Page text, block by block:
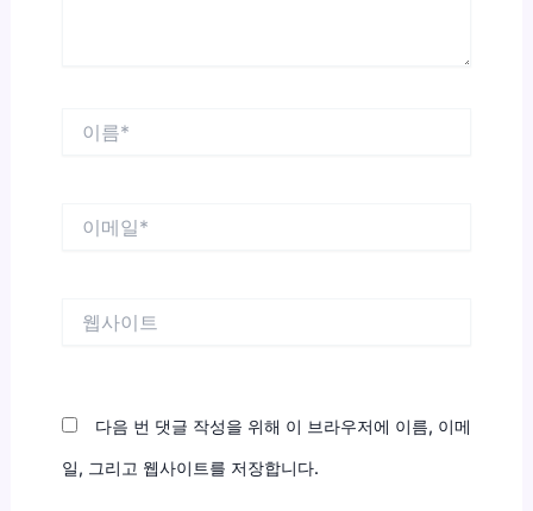
다음 번 댓글 작성을 위해 이 브라우저에 이름, 이메
일, 그리고 웹사이트를 저장합니다.